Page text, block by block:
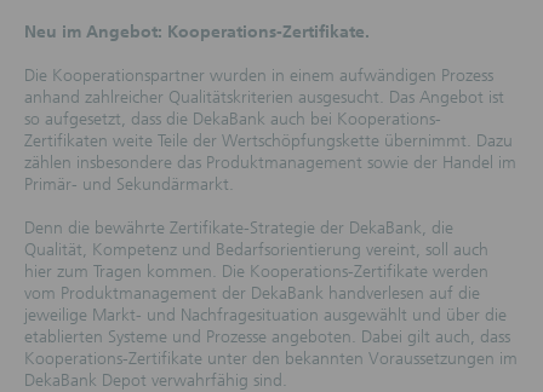
Neu im Angebot: Kooperations-Zertifikate.
Die Kooperationspartner wurden in einem aufwändigen Prozess
anhand zahlreicher Qualitätskriterien ausgesucht. Das Angebot ist
so aufgesetzt, dass die DekaBank auch bei Kooperations-
Zertifikaten weite Teile der Wertschöpfungskette übernimmt. Dazu
zählen insbesondere das Produktmanagement sowie der Handel im
Primär- und Sekundärmarkt.
Denn die bewährte Zertifikate-Strategie der DekaBank, die
Qualität, Kompetenz und Bedarfsorientierung vereint, soll auch
hier zum Tragen kommen. Die Kooperations-Zertifikate werden
vom Produktmanagement der DekaBank handverlesen auf die
jeweilige Markt- und Nachfragesituation ausgewählt und über die
etablierten Systeme und Prozesse angeboten. Dabei gilt auch, dass
Kooperations-Zertifikate unter den bekannten Voraussetzungen im
DekaBank Depot verwahrfähig sind.